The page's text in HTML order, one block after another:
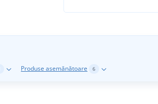
Produse asemănătoare 6